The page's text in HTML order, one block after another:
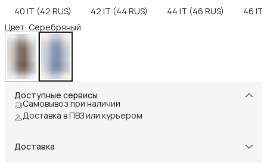
40 IT (42 RUS)
42 IT (44 RUS) 44 IT (46 RUS)
46 IT
Цвет: Серебряный
Доступные сервисы
Самовывоз при наличии
Доставка в ПВЗ или курьером
Доставка